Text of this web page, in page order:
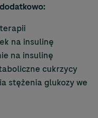
na insulinę
na insulinę
cukrzycy
stężenia glukozy we